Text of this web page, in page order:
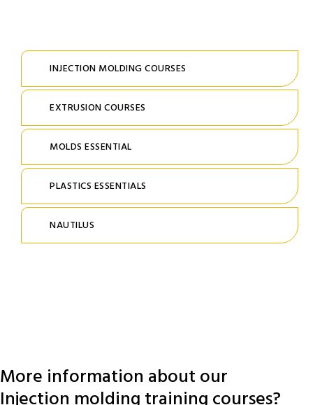
INJECTION MOLDING COURSES
EXTRUSION COURSES
MOLDS ESSENTIAL
PLASTICS ESSENTIALS
NAUTILUS
More information about our
Injection molding training courses?